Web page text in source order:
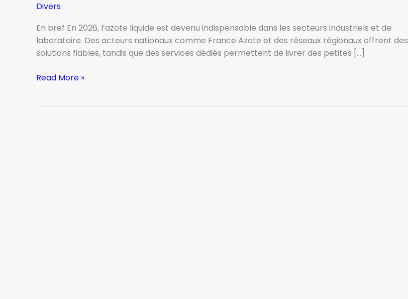
Divers
En bref En 2026, l’azote liquide est devenu indispensable dans les secteurs industriels et de
laboratoire. Des acteurs nationaux comme France Azote et des réseaux régionaux offrent des
solutions fiables, tandis que des services dédiés permettent de livrer des petites […]
Où
Read More »